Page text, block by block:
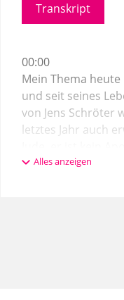
Transkript
00:00
Mein Thema
und seit seines
von Jens Schröter
letztes Jahr auch
Jahrhundert
Alles anzeigen